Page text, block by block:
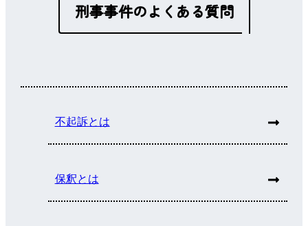
刑事事件のよくある質問
不起訴とは
保釈とは